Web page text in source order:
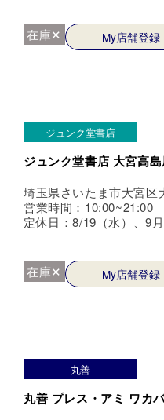
在庫✕ My店舗登録
ジュンク堂書店
ジュンク堂書店 大宮高
埼玉県さいたま市大宮
営業時間：10:00~21:00
定休日：8/19（水）、9
在庫✕ My店舗登録
丸善
丸善 プレス・アミ ワカ